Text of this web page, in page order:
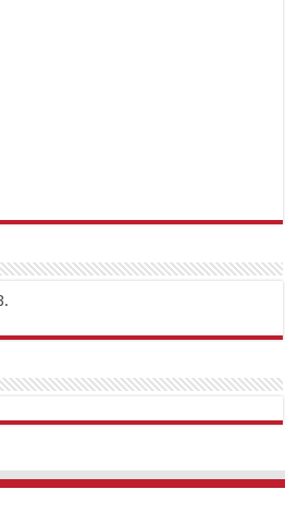
SupertotobetTipobetMatadorbetMariobet